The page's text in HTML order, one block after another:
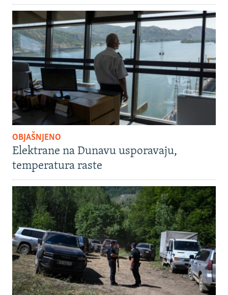
OBJAŠNJENO
Elektrane na Dunavu usporavaju,
temperatura raste